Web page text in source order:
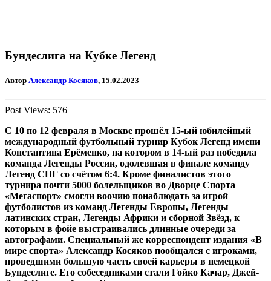
Бундеслига на Кубке Легенд
Автор Александр Косяков, 15.02.2023
Post Views: 576
С 10 по 12 февраля в Москве прошёл 15-ый юбилейный
международный футбольный турнир Кубок Легенд имени
Константина Ерёменко, на котором в 14-ый раз победила
команда Легенды России, одолевшая в финале команду
Легенд СНГ со счётом 6:4. Кроме финалистов этого
турнира почти 5000 болельщиков во Дворце Спорта
«Мегаспорт» смогли воочию понаблюдать за игрой
футболистов из команд Легенды Европы, Легенды
латинских стран, Легенды Африки и сборной Звёзд, к
которым в фойе выстраивались длинные очереди за
автографами. Специальный же корреспондент издания «В
мире спорта» Александр Косяков пообщался с игроками,
проведшими большую часть своей карьеры в немецкой
Бундеслиге. Его собеседниками стали Гойко Качар, Джей-